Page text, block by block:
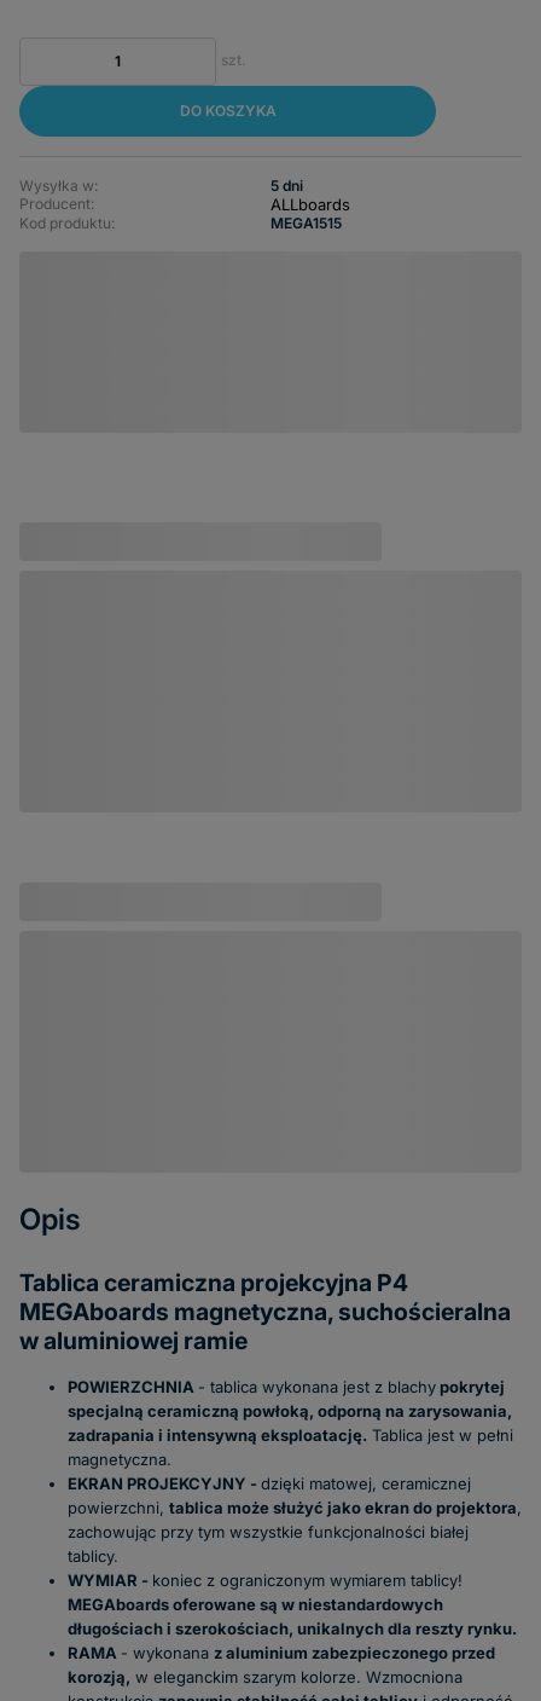
szt.
DO KOSZYKA
Wysyłka w:
5 dni
Producent:
ALLboards
Kod produktu: MEGA1515
Opis
Tablica ceramiczna projekcyjna P4
MEGAboards magnetyczna, suchościeralna
w aluminiowej ramie
POWIERZCHNIA - tablica wykonana jest z blachypokrytej
specjalną ceramiczną powłoką, odporną na zarysowania,
zadrapania i intensywną eksploatację. Tablica jest w pełni
magnetyczna.
EKRAN PROJEKCYJNY - dzięki matowej, ceramicznej
powierzchni, tablica może służyć jako ekran do projektora,
zachowując przy tym wszystkie funkcjonalności białej
tablicy.
WYMIAR - koniec z ograniczonym wymiarem tablicy!
MEGAboards oferowane są w niestandardowych
długościach i szerokościach, unikalnych dla reszty rynku.
RAMA - wykonana z aluminium zabezpieczonego przed
korozją, w eleganckim szarym kolorze. Wzmocniona